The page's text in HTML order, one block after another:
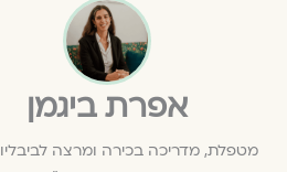
אפרת ביגמן
מטפלת, מדריכה בכירה ומרצה